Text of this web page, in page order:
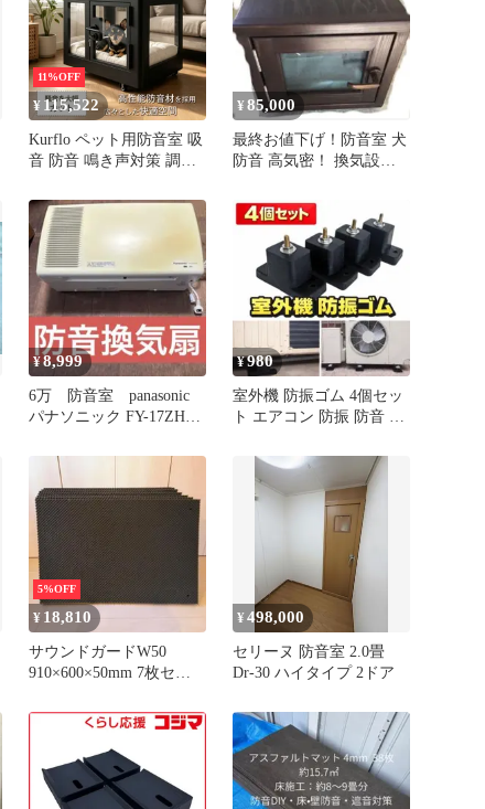
JBER 12枚入 （黒）
11%OFF
¥ 115,522
Kurflo ペット用防音室 吸
音 防音 鳴き声対策 調節
金フレーム 遮音強化ガラ
ス ロック付きキャスター
屋内 室内 屋根タイプ 保
温防音室
¥ 85,000
最終お値下げ！防音室 犬
防音 高気密！ 換気設備
¥8,999
6万 防音室 panasonic
パナソニック FY-17ZH3A
¥980
室外機 防振ゴム 4個セッ
ト エアコン 防振 防音 振
5%OFF
¥ 18,810
サウンドガードW50
910×600×50mm 7枚セッ
¥498,000
セリーヌ 防音室 2.0畳
Dr-30 ハイタイプ 2ドア